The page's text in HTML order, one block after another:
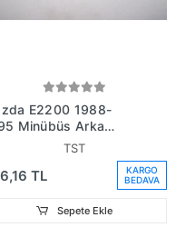
E2200 1988-
Minübüs Arka
Ucu Sağ Tırtırlı
No:S08350251)
TST
TL
KARGO
BEDAVA
Sepete Ekle